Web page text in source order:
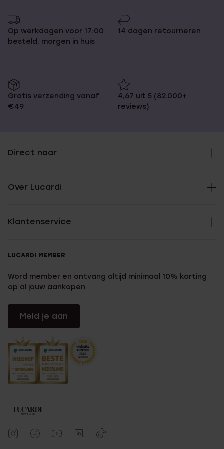
Op werkdagen voor 17:00
besteld, morgen in huis
14 dagen retourneren
Gratis verzending vanaf
€49
4,67 uit 5 (82.000+
reviews)
Direct naar
Over Lucardi
Klantenservice
LUCARDI MEMBER
Word member en ontvang altijd minimaal 10% korting
op al jouw aankopen
Meld je aan